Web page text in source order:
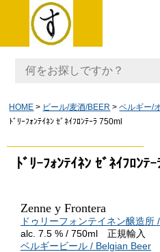
HOME ビール/麦酒/BEER
ベルギー/
ﾄﾞﾘｰﾌｫﾝﾃｲﾈﾝ ｾﾞﾈｲﾌﾛﾝﾃｰﾗ 750ml
ﾄﾞﾘｰﾌｫﾝﾃｲﾈﾝ ｾﾞﾈｲﾌﾛﾝﾃ
Zenne y Frontera
ドゥリーフォンテイネン醸造
alc. 7.5 % / 750ml 正規輸入
ベルギービール / Belgian Beer